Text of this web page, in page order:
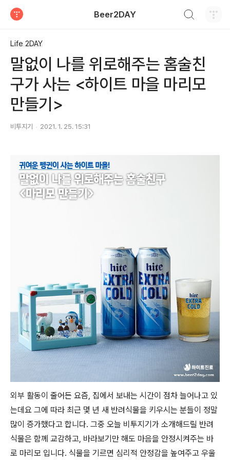
Beer2DAY
Life 2DAY
말없이 나를 위로해주는 홈술친
구가 사는 <하이트 마을 마리모
만들기>
비투지기 2021. 1. 25. 15:31
외부 활동이 줄어든 요즘, 집에서 보내는 시간이 점차 늘어나고 있
는데요 그에 따라 최근 몇 년 새 반려식물을 키우시는 분들이 정말
많이 증가했다고 합니다. 그중 오늘 비투지기가 소개해드릴 반려
식물은 함께 교감하고, 바라보기만 해도 마음을 안정시켜주는 바
로 마리모 입니다. 식물을 기르면 심리적 안정감을 높여주고 우울